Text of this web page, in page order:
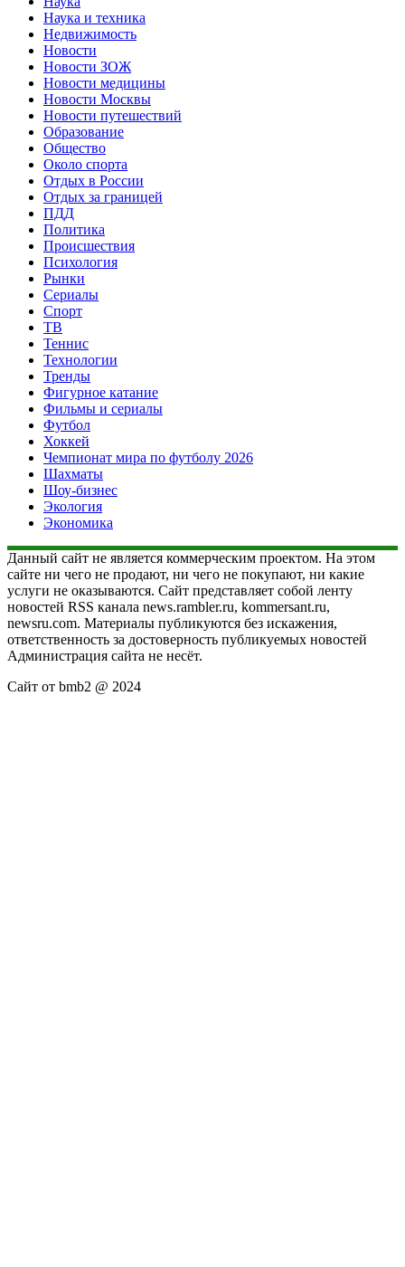
Наука и техника
Недвижимость
Новости
Новости ЗОЖ
Новости медицины
Новости Москвы
Новости путешествий
Образование
Общество
Около спорта
Отдых в России
Отдых за границей
ПДД
Политика
Происшествия
Психология
Рынки
Сериалы
Спорт
ТВ
Теннис
Технологии
Тренды
Фигурное катание
Фильмы и сериалы
Футбол
Хоккей
Чемпионат мира по футболу 2026
Шахматы
Шоу-бизнес
Экология
Экономика
Данный сайт не является коммерческим проектом. На этом
сайте ни чего не продают, ни чего не покупают, ни какие
услуги не оказываются. Сайт представляет собой ленту
новостей RSS канала news.rambler.ru, kommersant.ru,
newsru.com. Материалы публикуются без искажения,
ответственность за достоверность публикуемых новостей
Администрация сайта не несёт.
Сайт от bmb2 @ 2024